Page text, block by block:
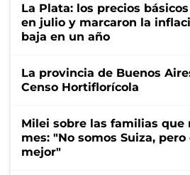
La Plata: los precios
en julio y marcaron la
baja en un año
La provincia de Buenos
Censo Hortiflorícola
Milei sobre las familias que
mes: "No somos Suiza,
mejor"